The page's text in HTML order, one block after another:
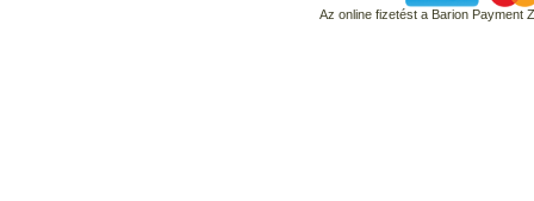
Az online fizetést a Barion Payment